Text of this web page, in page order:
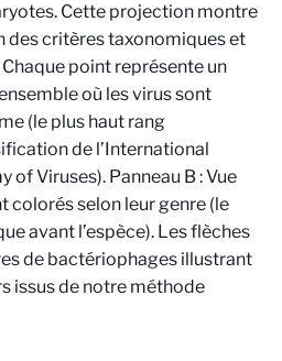
Cette projection montre
des critères taxonomiques et
point représente un
où les virus sont
(le plus haut rang
de l’International
of Viruses). Panneau B : Vue
colorés selon leur genre (le
avant l’espèce). Les flèches
de bactériophages illustrant
issus de notre méthode